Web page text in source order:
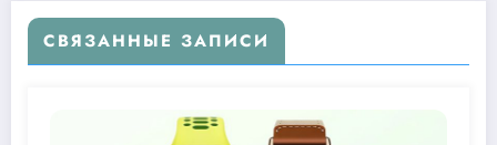
СВЯЗАННЫЕ ЗАПИСИ